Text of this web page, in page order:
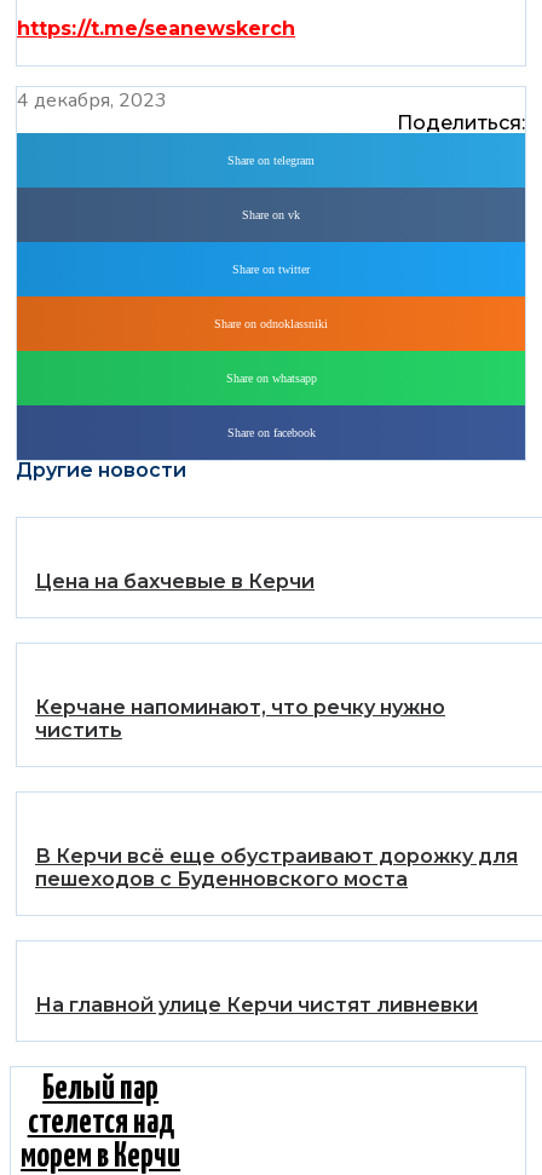
https://t.me/seanewskerch
4 декабря, 2023
Поделиться:
Share on telegram
Share on vk
Share on twitter
Share on odnoklassniki
Share on whatsapp
Share on facebook
Другие новости
Цена на бахчевые в Керчи
Керчане напоминают, что речку нужно
чистить
В Керчи всё еще обустраивают дорожку для
пешеходов с Буденновского моста
На главной улице Керчи чистят ливневки
Белый пар
стелется над
морем в Керчи